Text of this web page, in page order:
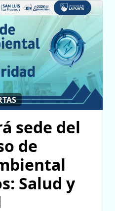
sede del
de
Salud y